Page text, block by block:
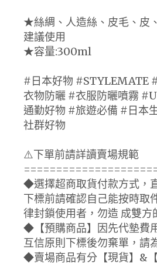
★絲綢、人造絲、皮毛、皮
建議使用
★容量:300ml
#日本好物 #STYLEMATE
衣物防曬 #衣服防曬噴霧
通勤好物 #旅遊必備 #日本
社群好物
⚠️下單前請詳讀賣場規範
◆選擇超商取貨付款方式，
下標前請確認自己能按時取
律封鎖使用者，勿造 成雙方
◆【預購商品】因先代墊費
互信原則下標後勿棄單，請
◆賣場商品有分【現貨】&